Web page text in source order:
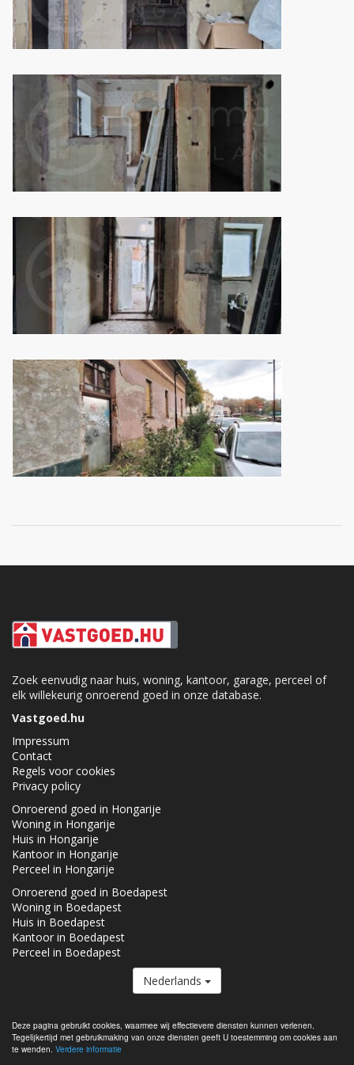
Deze pagina gebruikt cookies, waarmee wij effectievere diensten kunnen verlenen.
Tegelijkertijd met gebruikmaking van onze diensten geeft U toestemming om cookies aan
te wenden. Verdere informatie
Zoek eenvudig naar huis, woning, kantoor, garage, perceel of
elk willekeurig onroerend goed in onze database.
Vastgoed.hu
Impressum
Contact
Regels voor cookies
Privacy policy
Onroerend goed in Hongarije
Woning in Hongarije
Huis in Hongarije
Kantoor in Hongarije
Perceel in Hongarije
Onroerend goed in Boedapest
Woning in Boedapest
Huis in Boedapest
Kantoor in Boedapest
Perceel in Boedapest
Nederlands
De Vastgoed.hu lid van deReal Estate Group.
Onroerende goederen te koop in Hongarije - Vastgoed.hu © 2026 Alle